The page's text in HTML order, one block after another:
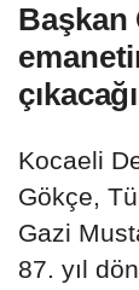
Başkan
Kocaeli
Gökçe,
Gazi
87. yıl